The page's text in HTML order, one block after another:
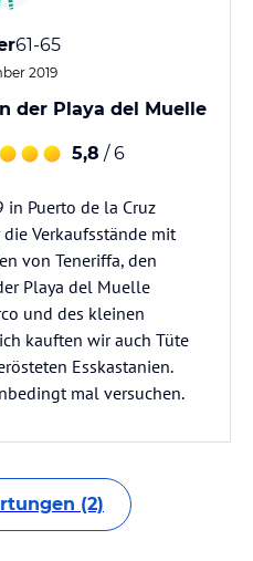
61-65
2019
der Playa del Muelle
5,8 / 6
Puerto de la Cruz
Verkaufsstände mit
von Teneriffa, den
Playa del Muelle
und des kleinen
kauften wir auch Tüte
Esskastanien.
mal versuchen.
(2)